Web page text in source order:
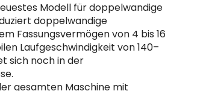
Modell für doppelwandige
doppelwandige
Fassungsvermögen von 4 bis 16
Laufgeschwindigkeit von 140–
sich noch in der
gesamten Maschine mit